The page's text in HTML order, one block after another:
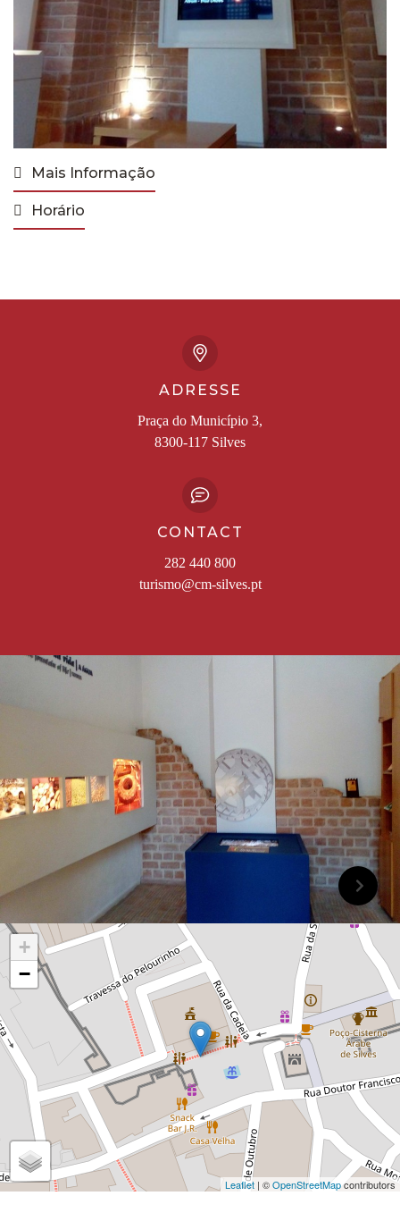
Mais Informação
Horário
ADRESSE
Praça do Município 3,
8300-117 Silves
CONTACT
282 440 800
+
−
Leaflet | ©OpenStreetMapcontributors